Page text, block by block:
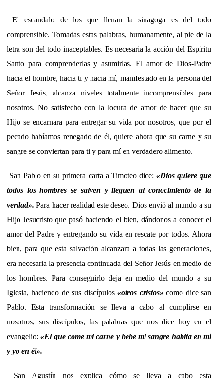
El escándalo de los que llenan la sinagoga es del todo
comprensible. Tomadas estas palabras, humanamente, al pie de la
letra son del todo inaceptables. Es necesaria la acción del Espíritu
Santo para comprenderlas y asumirlas. El amor de Dios-Padre
hacia el hombre, hacia ti y hacia mí, manifestado en la persona del
Señor Jesús, alcanza niveles totalmente incomprensibles para
nosotros. No satisfecho con la locura de amor de hacer que su
Hijo se encarnara para entregar su vida por nosotros, que por el
pecado habíamos renegado de él, quiere ahora que su carne y su
sangre se conviertan para ti y para mí en verdadero alimento.
San Pablo en su primera carta a Timoteo dice: «Dios quiere que
todos los hombres se salven y lleguen al conocimiento de la
verdad». Para hacer realidad este deseo, Dios envió al mundo a su
Hijo Jesucristo que pasó haciendo el bien, dándonos a conocer el
amor del Padre y entregando su vida en rescate por todos. Ahora
bien, para que esta salvación alcanzara a todas las generaciones,
era necesaria la presencia continuada del Señor Jesús en medio de
los hombres. Para conseguirlo deja en medio del mundo a su
Iglesia, haciendo de sus discípulos«otros cristos» como dice san
Pablo. Esta transformación se lleva a cabo al cumplirse en
nosotros, sus discípulos, las palabras que nos dice hoy en el
evangelio:«El que come mi carne y bebe mi sangre habita en mí
y yo en él».
San Agustín nos explica cómo se lleva a cabo esta